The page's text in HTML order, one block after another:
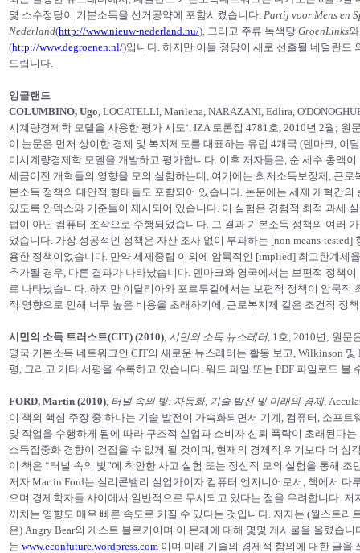
몇 소수정당이 기본소득을 선거공약에 포함시켰습니다. Partij voor Mens en
Nederland(http://www.nieuw-nederland.nu/), 그리고 주류 녹색당 GroenLinks
(http://www.degroenen.nl/)입니다. 하지만 이들 정당이 새로 선출될 네덜란드
드립니다.
잉글랜드
COLUMBINO, Ugo, LOCATELLI, Marilena, NARAZANI, Edlira,
시계량경제학 모델을 사용한 평가 시도‘, IZA 토론집 4781호, 2010년 2월; 원
이 논문은 먼저 상이한 경제 및 복지제도를 대표하는 유럽 4개국 (덴마크, 이
미시계량경제학 모델을 개발하고 평가합니다. 이후 저자들은, 순 세수 총액
세금이전 개혁들의 영향을 모의 실험하는데, 여기에는 최저소득보장제, 근
본소득 정책의 대안적 형태들도 포함되어 있습니다. 논문에는 세제 개혁간
있도록 인덱스와 기준들이 제시되어 있습니다. 이 실험은 경험적 최적 과세
법이 아닌 컴퓨터 조작으로 수행되었습니다. 그 결과 기본소득 정책의 여러
었습니다. 가장 성공적인 정책은 자산 조사 없이 부과하는 [non means-
용한 정책이었습니다. 만약 세제중립 이외에 암묵적인 [implied] 최고한계세
추가될 경우, 다른 결과가 나타났습니다. 덴마크와 영국에서는 보편적 정책
로 나타났습니다. 하지만 이탈리아와 포르투갈에서는 보편적 정책이 암묵적
적 영향으로 인해 너무 높은 비용을 초래하기에, 근로복지제 같은 조건적 정
시민의 소득 트러스트(CIT) (2010), 시민의 소득 뉴스레터, 1호, 2010년; 원문
영국 기본소득 네트워크인 CIT의 새로운 뉴스레터는 활동 보고, Wilkinson
평, 그리고 기타 서평을 수록하고 있습니다. 워드 파일 또는 PDF 파일로도 볼
FORD, Martin (2010), 터널 속의 빛: 자동화, 기술 발전 및 미래의 경제,
이 책의 핵심 주장 중 하나는 기술 발전이 가속화되면서 기계, 컴퓨터, 소프
및 작업을 수행하게 됨에 따라 구조적 실업과 소비자 신뢰 폭락이 초래된다
소득집중화 경향이 걷잡을 수 없게 될 것이며, 현재의 경제적 위기보다 더 심
이 책은 “터널 속의 빛”에 착안한 사고 실험 또는 정신적 모의 실험을 통해
저자 Martin Ford는 실리콘밸리 실업가이자 컴퓨터 엔지니어로서, 책에서 다
으며 경제학자들 사이에서 일반적으로 무시되고 있다는 점을 우려합니다.
끼치는 영향도 매우 빠른 속도로 커질 수 있다는 것입니다. 저자는 (월스트리
은) Angry Bear의 게스트 블로거이며 이 문제에 대해 몇몇 게시물을 올렸습니
는 www.econfuture.wordpress.com 이며 미래 기술의 경제적 함의에 대한 글을